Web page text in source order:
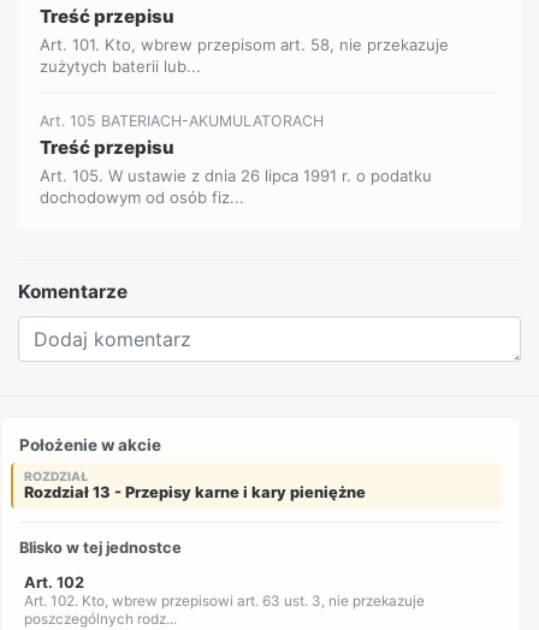
Treść przepisu
Art. 101. Kto, wbrew przepisom art. 58, nie przekazuje
zużytych baterii lub...
Art. 105 BATERIACH-AKUMULATORACH
Treść przepisu
Art. 105. W ustawie z dnia 26 lipca 1991 r. o podatku
dochodowym od osób fiz...
Komentarze
Położenie w akcie
ROZDZIAŁ
Rozdział 13 - Przepisy karne i kary pieniężne
Blisko w tej jednostce
Art. 102
Art. 102. Kto, wbrew przepisowi art. 63 ust. 3, nie przekazuje
poszczególnych rodz...